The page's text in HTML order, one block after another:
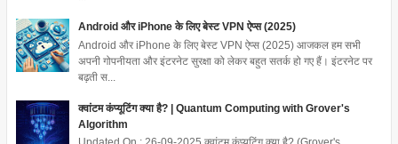
Android और iPhone के लिए बेस्ट VPN ऐप्स (2025)
Android और iPhone के लिए बेस्ट VPN ऐप्स (2025) आजकल हम सभी
अपनी गोपनीयता और इंटरनेट सुरक्षा को लेकर बहुत सतर्क हो गए हैं। इंटरनेट पर
बढ़ती स...
क्वांटम कंप्यूटिंग क्या है? | Quantum Computing with Grover's
Algorithm